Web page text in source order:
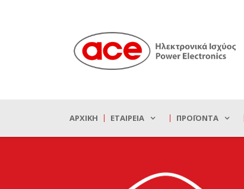
ΑΡΧΙΚΉ ΕΤΑΙΡΕΊΑ ΠΡΟΪΌΝΤΑ